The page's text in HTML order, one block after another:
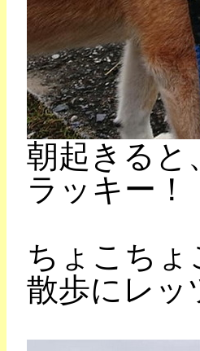
朝起きると
ラッキー！
ちょこちょ
散歩にレッ